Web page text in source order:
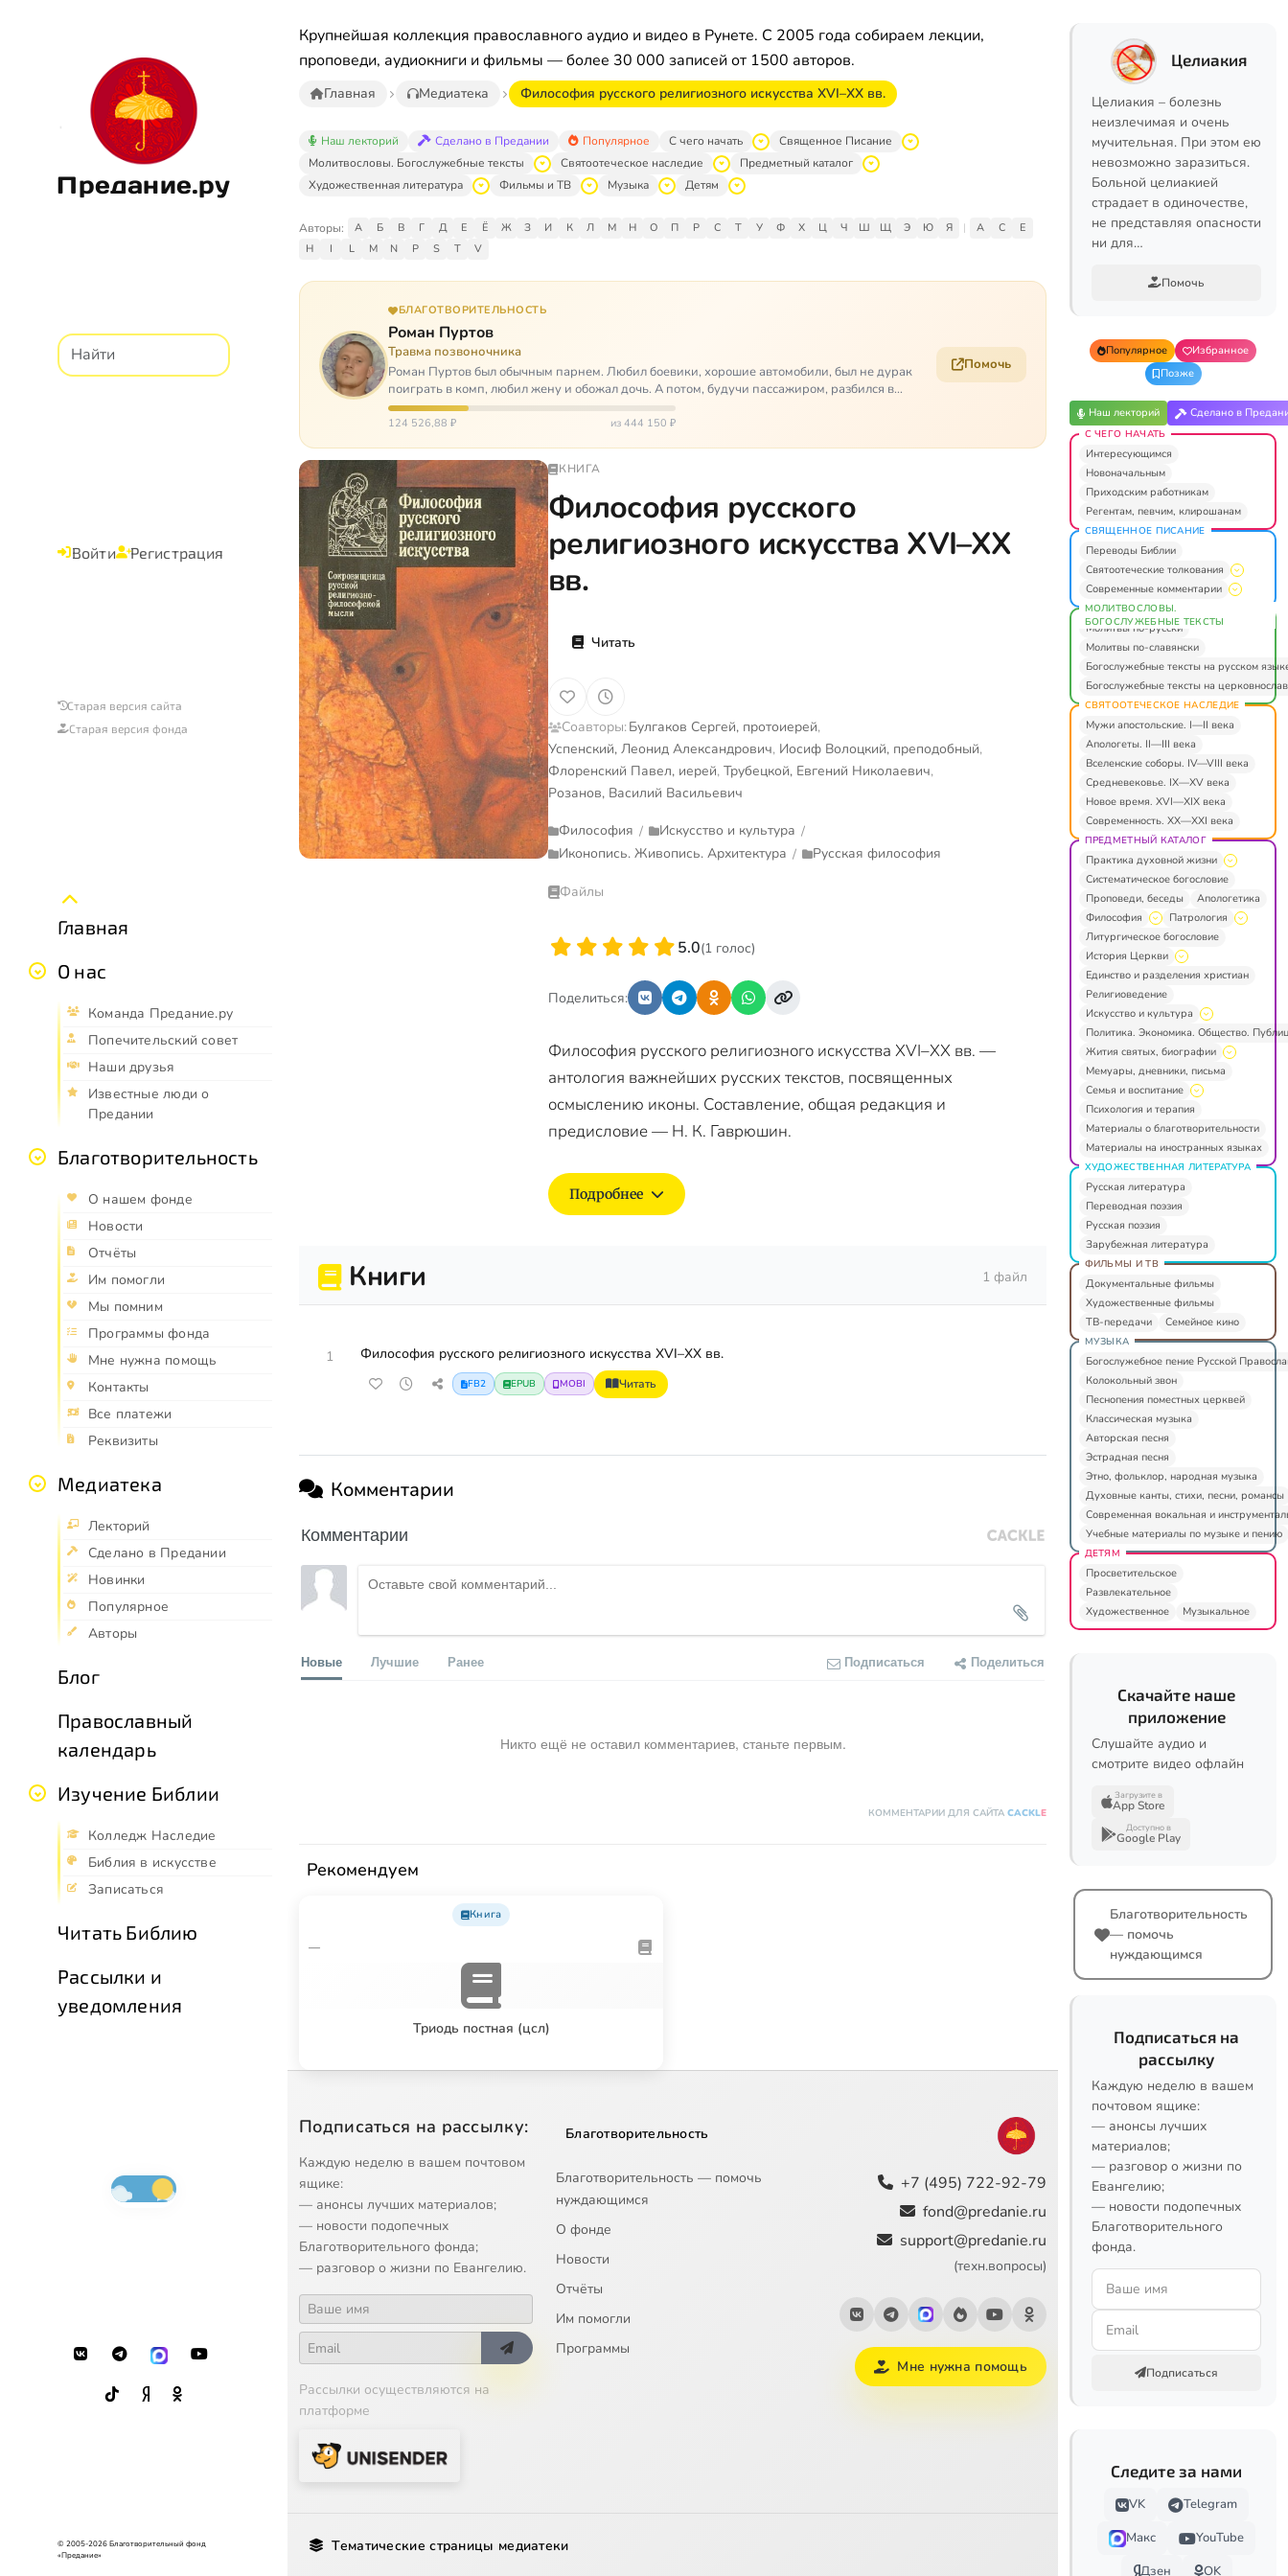
Предание.ру
Войти Регистрация
Старая версия сайта
Старая версия фонда
Главная
О нас
Команда Предание.ру
Попечительский совет
Наши друзья
Известные люди о
Предании
Благотворительность
О нашем фонде
Новости
Отчёты
Им помогли
Мы помним
Программы фонда
Мне нужна помощь
Контакты
Все платежи
Реквизиты
Медиатека
Лекторий
Сделано в Предании
Новинки
Популярное
Авторы
Блог
Православный
календарь
Изучение Библии
Колледж Наследие
Библия в искусстве
Записаться
Читать Библию
Рассылки и
уведомления
© 2005-2026 Благотворительный фонд
«Предание»
Крупнейшая коллекция православного аудио и видео в Рунете. С 2005 года собираем лекции,
проповеди, аудиокниги и фильмы — более 30 000 записей от 1500 авторов.
Главная Медиатека Философия русского религиозного искусства XVI–XX вв.
Наш лекторий Сделано в Предании Популярное С чего начать
Священное Писание
Молитвословы. Богослужебные тексты
Святоотеческое наследие
Предметный каталог
Художественная литература
Фильмы и ТВ Музыка Детям
Авторы: А Б В Г Д Е Ё Ж З И К Л М Н О П Р С Т У Ф Х Ц Ч Ш Щ Э Ю Я | A C
E
H
I L M N P S T V
БЛАГОТВОРИТЕЛЬНОСТЬ
Роман Пуртов
Травма позвоночника
Роман Пуртов был обычным парнем. Любил боевики, хорошие автомобили, был не дурак
поиграть в комп, любил жену и обожал дочь. А потом, будучи пассажиром, разбился в
автоаварии и тепе…
124 526,88 ₽ из 444 150 ₽
Помочь
КНИГА
Философия русского
религиозного искусства XVI–XX
вв.
Читать
Соавторы:Булгаков Сергей, протоиерей,
Успенский, Леонид Александрович, Иосиф Волоцкий, преподобный,
Флоренский Павел, иерей, Трубецкой, Евгений Николаевич,
Розанов, Василий Васильевич
Философия / Искусство и культура /
Иконопись. Живопись. Архитектура / Русская философия
Файлы
5.0(1 голос)
Поделиться:
Философия русского религиозного искусства XVI–XX вв. —
антология важнейших русских текстов, посвященных
осмыслению иконы. Составление, общая редакция и
предисловие — Н. К. Гаврюшин.
Подробнее
Книги 1 файл
1 Философия русского религиозного искусства XVI–XX вв.
FB2 EPUB MOBI Читать
Комментарии
Комментарии
Новые Лучшие Ранее Подписаться Поделиться
Никто ещё не оставил комментариев, станьте первым.
КОММЕНТАРИИ ДЛЯ САЙТА CACKLE
Рекомендуем
Книга
—
Триодь постная (цсл)
Подписаться на рассылку:
Каждую неделю в вашем почтовом
ящике:
— анонсы лучших материалов;
— новости подопечных
Благотворительного фонда;
— разговор о жизни по Евангелию.
Рассылки осуществляются на
платформе
Благотворительность
Благотворительность — помочь
нуждающимся
О фонде
Новости
Отчёты
Им помогли
Программы
+7 (495) 722-92-79
fond@predanie.ru
support@predanie.ru
(техн.вопросы)
Мне нужна помощь
Тематические страницы медиатеки
Целиакия
Целиакия – болезнь
неизлечимая и очень
мучительная. При этом ею
невозможно заразиться.
Больной целиакией
страдает в одиночестве,
не представляя опасности
ни для…
Помочь
Популярное
Избранное
Позже
Наш лекторий Сделано в
С ЧЕГО НАЧАТЬ
Интересующимся
Новоначальным
Приходским работникам
Регентам, певчим, клирошанам
СВЯЩЕННОЕ ПИСАНИЕ
Переводы Библии
Святоотеческие толкования
Современные комментарии
МОЛИТВОСЛОВЫ.
БОГОСЛУЖЕБНЫЕ ТЕКСТЫ
Молитвы по-русски
Молитвы по-славянски
Богослужебные тексты на русском
Богослужебные тексты на
СВЯТООТЕЧЕСКОЕ НАСЛЕДИЕ
Мужи апостольские. I—II века
Апологеты. II—III века
Вселенские соборы. IV—VIII века
Средневековье. IX—XV века
Новое время. XVI—XIX века
Современность. XX—XXI века
ПРЕДМЕТНЫЙ КАТАЛОГ
Практика духовной жизни
Систематическое богословие
Проповеди, беседы
Апологетика
Философия
Патрология
Литургическое богословие
История Церкви
Единство и разделения христиан
Религиоведение
Искусство и культура
Политика. Экономика. Общество.
Жития святых, биографии
Мемуары, дневники, письма
Семья и воспитание
Психология и терапия
Материалы о благотворительности
Материалы на иностранных языках
ХУДОЖЕСТВЕННАЯ ЛИТЕРАТУРА
Русская литература
Переводная поэзия
Русская поэзия
Зарубежная литература
ФИЛЬМЫ И ТВ
Документальные фильмы
Художественные фильмы
ТВ-передачи
Семейное кино
МУЗЫКА
Богослужебное пение Русской
Колокольный звон
Песнопения поместных церквей
Классическая музыка
Авторская песня
Эстрадная песня
Этно, фольклор, народная музыка
Духовные канты, стихи, песни, романсы
Современная вокальная и
Учебные материалы по музыке и пению
ДЕТЯМ
Просветительское
Развлекательное
Художественное
Музыкальное
Скачайте наше
приложение
Слушайте аудио и
смотрите видео офлайн
Загрузите в
App Store
Доступно в
Google Play
Благотворительность
— помочь
нуждающимся
Подписаться на
рассылку
Каждую неделю в вашем
почтовом ящике:
— анонсы лучших
материалов;
— разговор о жизни по
Евангелию;
— новости подопечных
Благотворительного
фонда.
Подписаться
Следите за нами
VK
Telegram
Макс
YouTube
Дзен
OK